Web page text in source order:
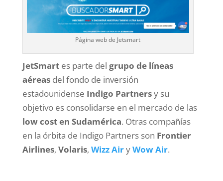
Página web de Jetsmart
JetSmartes parte del grupo de líneas
aéreasdel fondo de inversión
estadounidense Indigo Partnersy su
objetivo es consolidarse en el mercado de las
low cost en Sudamérica. Otras compañías
en la órbita de Indigo Partners son Frontier
Airlines, Volaris, Wizz AiryWow Air.